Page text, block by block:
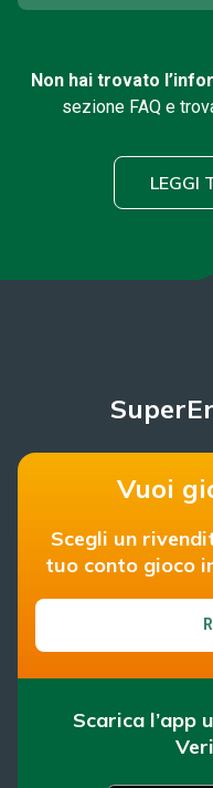
Non hai trovato
sezione FAQ e
LEGGI
Vuoi
Scegli un
tuo conto gioco
Scarica l’app